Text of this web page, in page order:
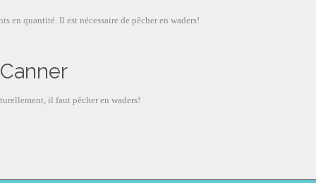
en quantité. Il est nécessaire de pêcher en waders!
il faut pêcher en waders!